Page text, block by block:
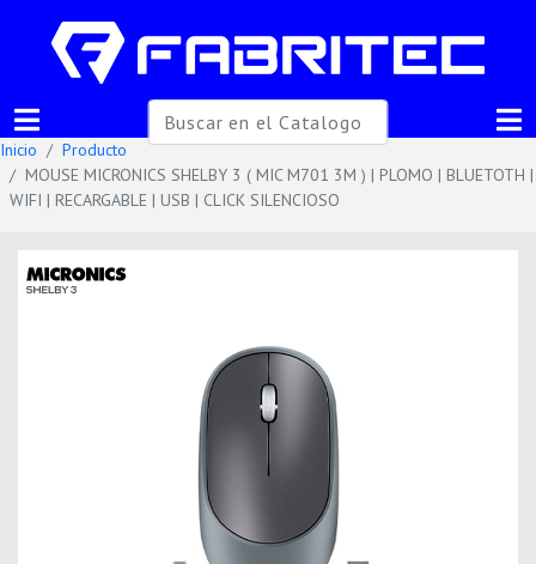
Inicio
Producto
MOUSE MICRONICS SHELBY 3 ( MIC M701 3M ) | PLOMO | BLUETOTH |
WIFI | RECARGABLE | USB | CLICK SILENCIOSO